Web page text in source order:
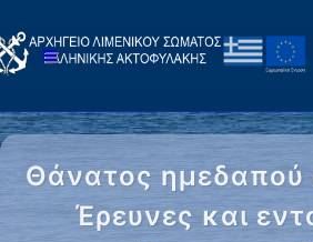
Θάνατος ημεδαπού
Έρευνες και